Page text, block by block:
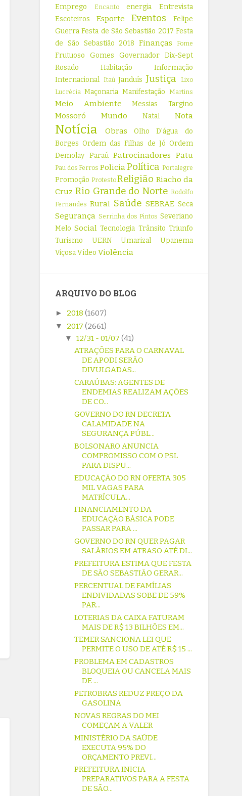
Emprego Encanto energia
Entrevista
Escoteiros
Esporte Eventos
Felipe
Guerra Festa de São Sebastião 2017 Festa
de São Sebastião 2018 Finanças Fome
Frutuoso Gomes
Governador Dix-Sept
Rosado
Habitação
Informação
Internacional
Itaú Janduís Justiça
Lixo
Lucrécia Maçonaria Manifestação Martins
Meio Ambiente Messias Targino
Mossoró Mundo Natal Nota
Notícia Obras
Olho D'água do
Borges Ordem das Filhas de Jó Ordem
Demolay Paraú Patrocinadores Patu
Pau dos Ferros PoliciaPolítica Portalegre
Promoção ProtestoReligião Riacho da
Cruz Rio Grande do Norte Rodolfo
Fernandes Rural Saúde SEBRAE Seca
Segurança Serrinha dos Pintos Severiano
Melo Social Tecnologia Trânsito Triunfo
Turismo
UERN Umarizal
Upanema
ViçosaVídeo Violência
ARQUIVO DO BLOG
► 2018(1607)
▼ 2017(2661)
▼ 12/31 - 01/07 (41)
ATRAÇÕES PARA O CARNAVAL
DE APODI SERÃO
DIVULGADAS...
CARAÚBAS: AGENTES DE
ENDEMIAS REALIZAM AÇÕES
DE CO...
GOVERNO DO RN DECRETA
CALAMIDADE NA
SEGURANÇA PÚBL...
BOLSONARO ANUNCIA
COMPROMISSO COM O PSL
PARA DISPU...
EDUCAÇÃO DO RN OFERTA 305
MIL VAGAS PARA
MATRÍCULA...
FINANCIAMENTO DA
EDUCAÇÃO BÁSICA PODE
PASSAR PARA ...
GOVERNO DO RN QUER PAGAR
SALÁRIOS EM ATRASO ATÉ DI...
PREFEITURA ESTIMA QUE FESTA
DE SÃO SEBASTIÃO GERAR...
PERCENTUAL DE FAMÍLIAS
ENDIVIDADAS SOBE DE 59%
PAR...
LOTERIAS DA CAIXA FATURAM
MAIS DE R$ 13 BILHÕES EM...
TEMER SANCIONA LEI QUE
PERMITE O USO DE ATÉ R$ 15 ...
PROBLEMA EM CADASTROS
BLOQUEIA OU CANCELA MAIS
DE ...
PETROBRAS REDUZ PREÇO DA
GASOLINA
NOVAS REGRAS DO MEI
COMEÇAM A VALER
MINISTÉRIO DA SAÚDE
EXECUTA 95% DO
ORÇAMENTO PREVI...
PREFEITURA INICIA
PREPARATIVOS PARA A FESTA
DE SÃO...